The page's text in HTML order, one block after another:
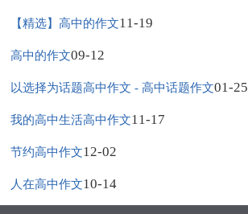
【精选】高中的作文11-19
高中的作文09-12
以选择为话题高中作文 - 高中话题作文01-25
我的高中生活高中作文11-17
节约高中作文12-02
人在高中作文10-14